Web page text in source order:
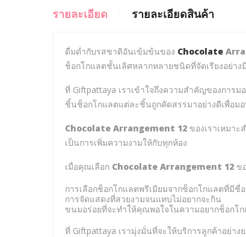
รายละเอียด รายละเอียดสินค้า
ดื่มด่ำกับรสชาติอันเข้มข้นของ Chocolate
ช็อกโกแลตชั้นเลิศหลากหลายชนิดที่จัดเรียงอย่า
ที่ Giftpattaya เราเข้าใจถึงความสำคัญของการ
ชิ้นช็อกโกแลตแต่ละชิ้นถูกคัดสรรมาอย่างดีเพื่อม
Chocolate Arrangement 12 ของเราเหมา
เป็นการเพิ่มความงามให้กับทุกห้อง
เมื่อคุณเลือก Chocolate Arrangement 12 ข
การเลือกช็อกโกแลตพรีเมียมจากช็อกโกแลตที่มีชื่อ
การจัดแสดงที่สวยงามจนแทบไม่อยากจะกิน
ขนมอร่อยที่จะทำให้คุณพอใจในความอยากช็อกโ
ที่ Giftpattaya เรามุ่งมั่นที่จะให้บริการลูกค้าอย่า